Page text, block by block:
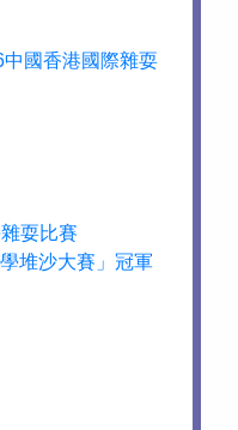
中國香港國際雜耍
耍比賽
堆沙大賽」冠軍